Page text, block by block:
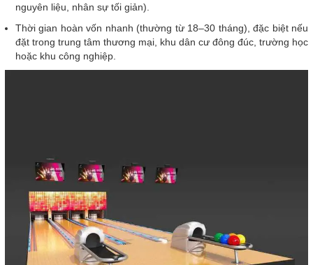
nguyên liệu, nhân sự tối giản).
Thời gian hoàn vốn nhanh (thường từ 18–30 tháng), đặc biệt nếu
đặt trong trung tâm thương mại, khu dân cư đông đúc, trường học
hoặc khu công nghiệp.